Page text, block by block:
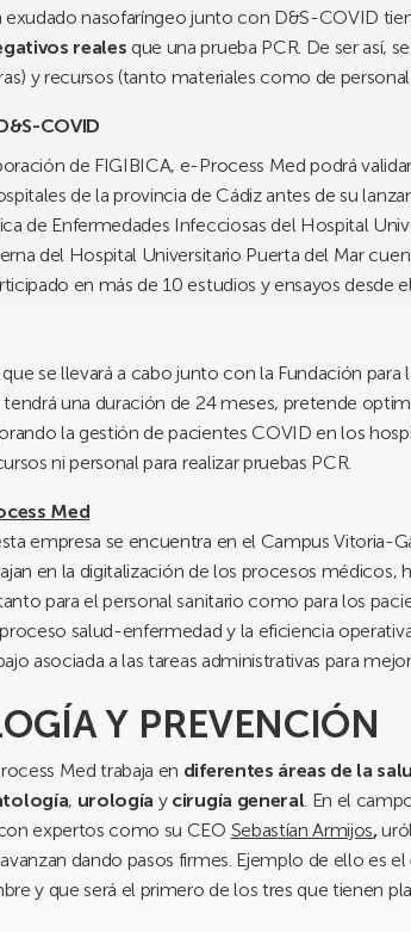
exudado nasofaríngeo junto con D&S-COVID
reales que una prueba PCR. De ser así,
y recursos (tanto materiales como de
COVID
de FIGIBICA, e-Process Med podrá
de la provincia de Cádiz antes de su
de Enfermedades Infecciosas del Hospital
del Hospital Universitario Puerta del Mar
en más de 10 estudios y ensayos desde
se llevará a cabo junto con la Fundación para
tendrá una duración de 24 meses, pretende
la gestión de pacientes COVID en los
ni personal para realizar pruebas PCR.
Med
empresa se encuentra en el Campus Vitoria-
en la digitalización de los procesos
para el personal sanitario como para los
salud-enfermedad y la eficiencia
asociada a las tareas administrativas para
Y PREVENCIÓN
Med trabaja en diferentes áreas de la
, urología ycirugía general. En el
expertos como su CEO Sebastían Armijos,
dando pasos firmes. Ejemplo de ello es el
y que será el primero de los tres que tienen